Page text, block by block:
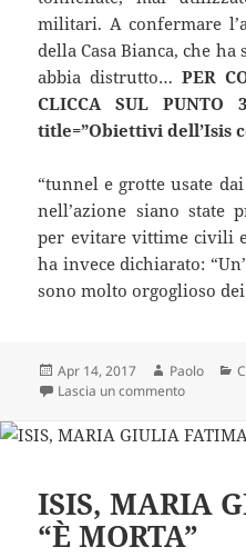
militari. A confermare
della Casa Bianca, che
abbia distrutto…PER
CLICCA SUL PUNTO
title=”Obiettivi dell’Isis
“tunnel e grotte usate
nell’azione siano state
per evitare vittime civili
ha invece dichiarato:
sono molto orgoglioso
Scritto
il
Apr 14, 2017 Autore
Paolo
Lascia un commentosu Trump
ISIS, MARIA
“È MORTA”